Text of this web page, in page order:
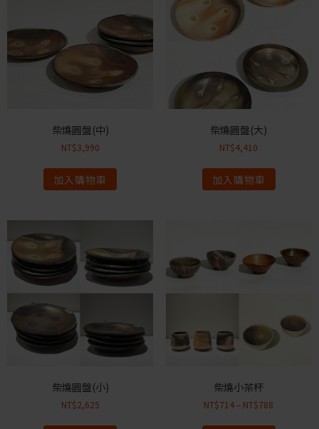
柴燒圓盤(中)
NT$3,990
加入購物車
柴燒圓盤(大)
NT$4,410
加入購物車
柴燒圓盤(小)
NT$2,625
柴燒小茶杯
NT$714– NT$788